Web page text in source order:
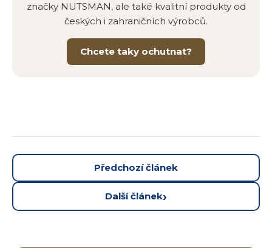
značky NUTSMAN, ale také kvalitní produkty od
českých i zahraničních výrobců.
Chcete taky ochutnat?
Předchozí článek
Další článek